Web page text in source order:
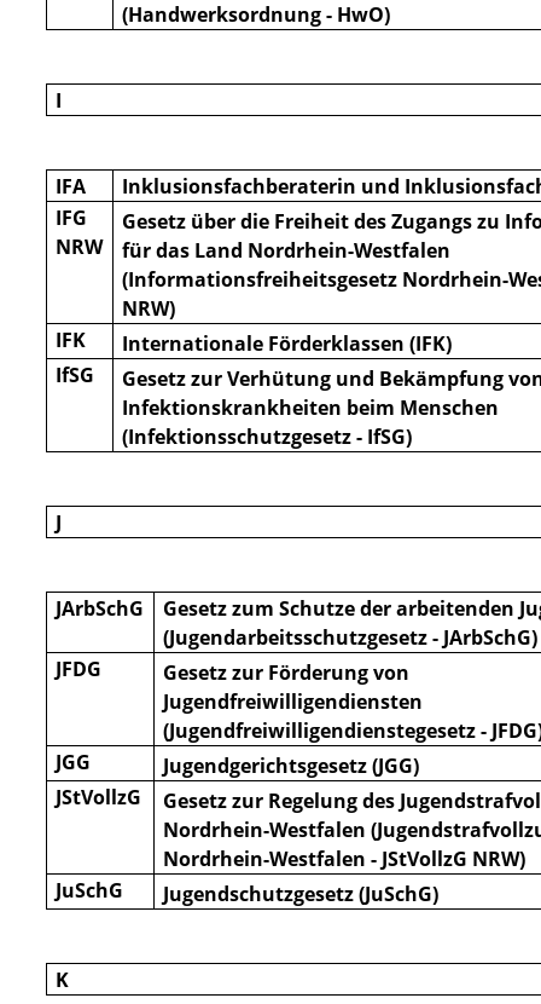
(Handwerksordnung - HwO)
I
IFA
Inklusionsfachberaterin und
IFG
NRW
Gesetz über die Freiheit des Zugangs zu
für das Land Nordrhein-Westfalen
(Informationsfreiheitsgesetz Nordrhein-
NRW)
IFK
Internationale Förderklassen (IFK)
IfSG
Gesetz zur Verhütung und Bekämpfung
Infektionskrankheiten beim Menschen
(Infektionsschutzgesetz - IfSG)
J
JArbSchG
Gesetz zum Schutze der arbeitenden
(Jugendarbeitsschutzgesetz - JArbSchG)
JFDG
Gesetz zur Förderung von
Jugendfreiwilligendiensten
(Jugendfreiwilligendienstegesetz -
JGG
Jugendgerichtsgesetz (JGG)
JStVollzG
Gesetz zur Regelung des
Nordrhein-Westfalen
Nordrhein-Westfalen - JStVollzG NRW)
JuSchG
Jugendschutzgesetz (JuSchG)
K